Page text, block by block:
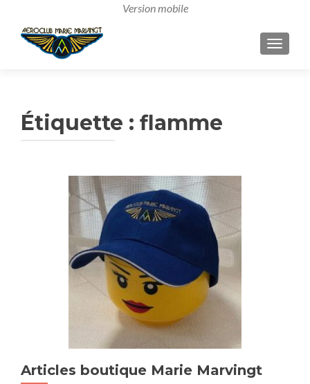
Étiquette : flamme
Articles boutique Marie Marvingt